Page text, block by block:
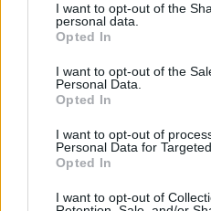
not limited to your visit or
grant or deny consent to
use your data for below
consent section.
I want to opt-out of the
personal data.
Opted In
I want to opt-out of the
Personal Data.
Opted In
I want to opt-out of
Personal Data for
Opted In
I want to opt-out of
Hitchcock világa
Játékszínben
szinhaz szerk.• 2017. augusztus 31.
Horgas Ádám a brit
lépcsőfokot viszi színre
Sándor főszereplésével.